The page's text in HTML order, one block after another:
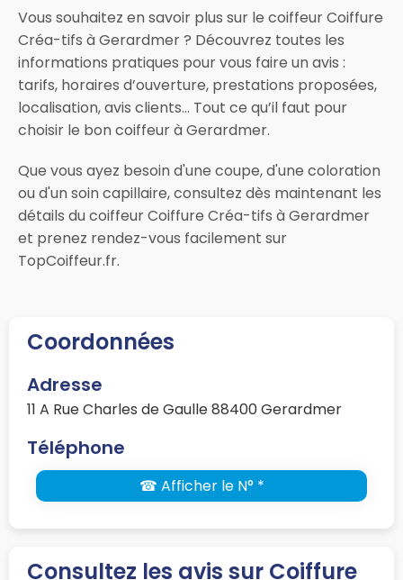
Vous souhaitez en savoir plus sur le coiffeur Coiffure
Créa-tifs à Gerardmer ? Découvrez toutes les
informations pratiques pour vous faire un avis :
tarifs, horaires d’ouverture, prestations proposées,
localisation, avis clients… Tout ce qu’il faut pour
choisir le bon coiffeur à Gerardmer.
Que vous ayez besoin d'une coupe, d'une coloration
ou d'un soin capillaire, consultez dès maintenant les
détails du coiffeur Coiffure Créa-tifs à Gerardmer
et prenez rendez-vous facilement sur
TopCoiffeur.fr.
Coordonnées
Adresse
11 A Rue Charles de Gaulle 88400 Gerardmer
Téléphone
☎ Afficher le N° *
Consultez les avis sur Coiffure